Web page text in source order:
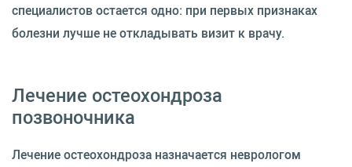
специалистов остается одно: при первых признаках
болезни лучше не откладывать визит к врачу.
Лечение остеохондроза
позвоночника
Лечение остеохондроза назначается неврологом